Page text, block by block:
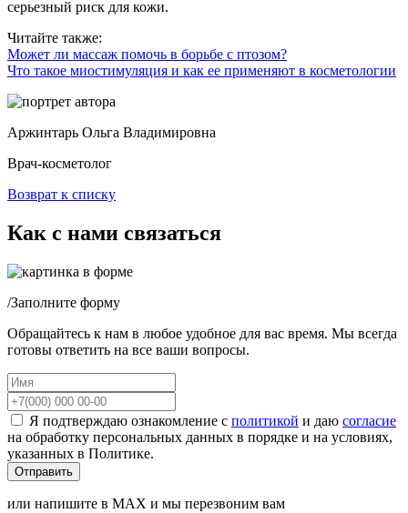
серьезный риск для кожи.
Читайте также:
Может ли массаж помочь в борьбе с птозом?
Что такое миостимуляция и как ее применяют в косметологии
Аржинтарь Ольга Владимировна
Врач-косметолог
Возврат к списку
Как с нами связаться
/Заполните форму
Обращайтесь к нам в любое удобное для вас время. Мы всегда
готовы ответить на все ваши вопросы.
Я подтверждаю ознакомление с политикой и даю согласие
на обработку персональных данных в порядке и на условиях,
указанных в Политике.
или напишите в MAX и мы перезвоним вам